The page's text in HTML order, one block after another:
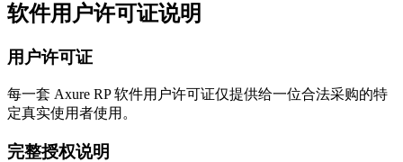
软件用户许可证说明
用户许可证
每一套 Axure RP 软件用户许可证仅提供给一位合法采购的特
定真实使用者使用。
完整授权说明